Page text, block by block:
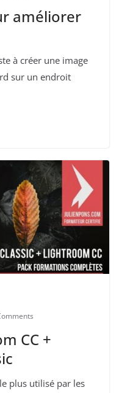
améliorer
à créer une image
sur un endroit
CC +
plus utilisé par les